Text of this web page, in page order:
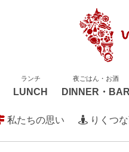
ランチ
LUNCH
夜ごはん・お酒
DINNER・BAR
私たちの思い りくつ